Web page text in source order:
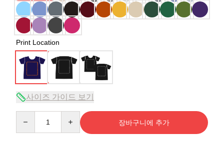
Print Location
사이즈 가이드 보기
장바구니에 추가